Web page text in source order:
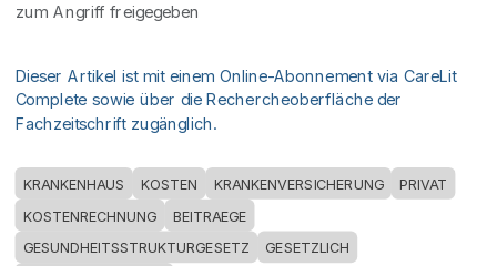
zum Angriff freigegeben
Dieser Artikel ist mit einem Online-Abonnement via CareLit
Complete sowie über die Rechercheoberfläche der
Fachzeitschrift zugänglich.
KRANKENHAUS KOSTEN KRANKENVERSICHERUNG
PRIVAT
KOSTENRECHNUNG
BEITRAEGE
GESUNDHEITSSTRUKTURGESETZ GESETZLICH